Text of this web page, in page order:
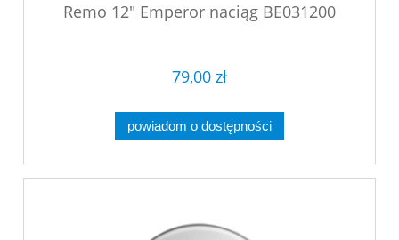
Remo 12" Emperor naciąg BE031200
79,00 zł
powiadom o dostępności